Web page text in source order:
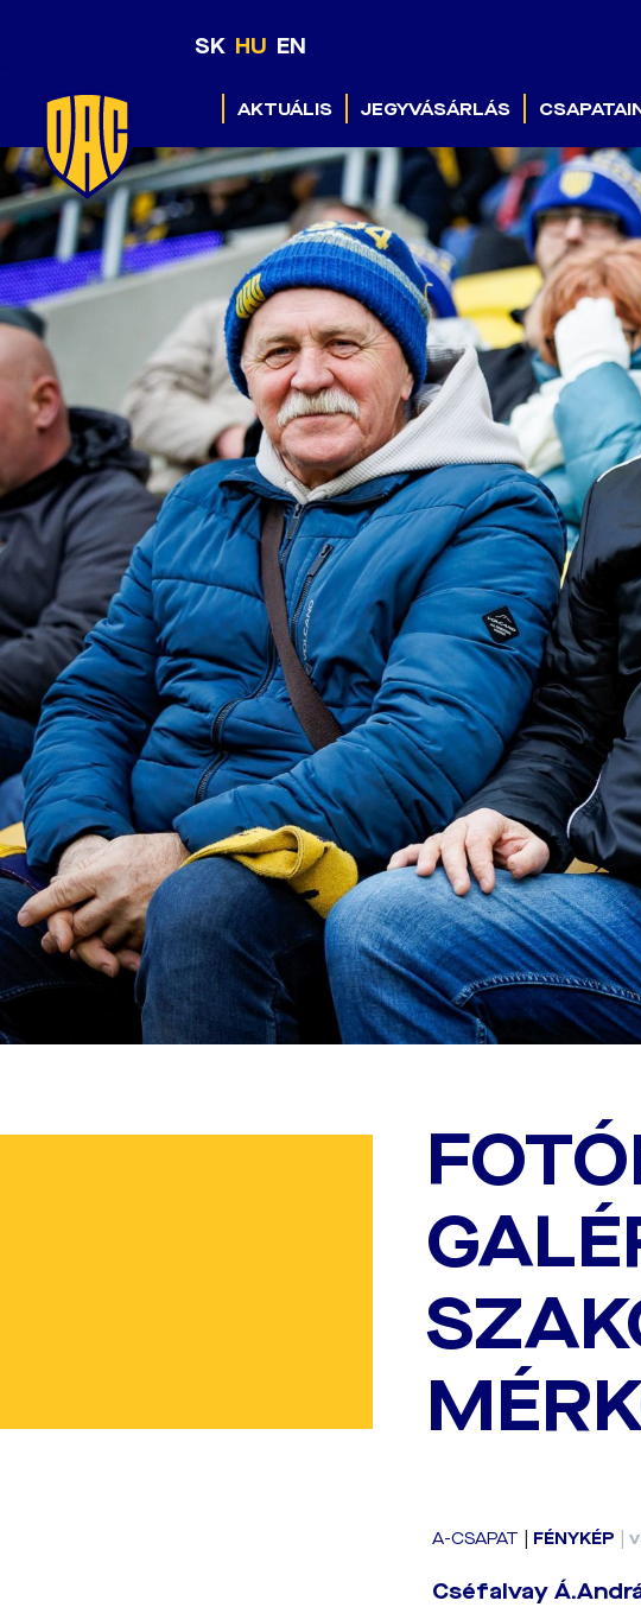
SK HU EN
AKTUÁLIS JEGYVÁSÁRLÁS
A-CSAPAT FÉNYKÉP |
Cséfalvay